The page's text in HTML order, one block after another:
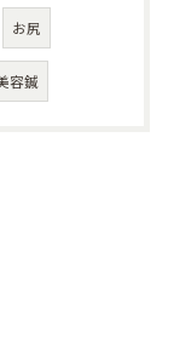
お尻
容鍼